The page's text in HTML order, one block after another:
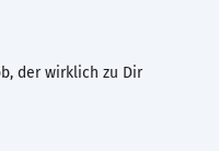
der wirklich zu Dir